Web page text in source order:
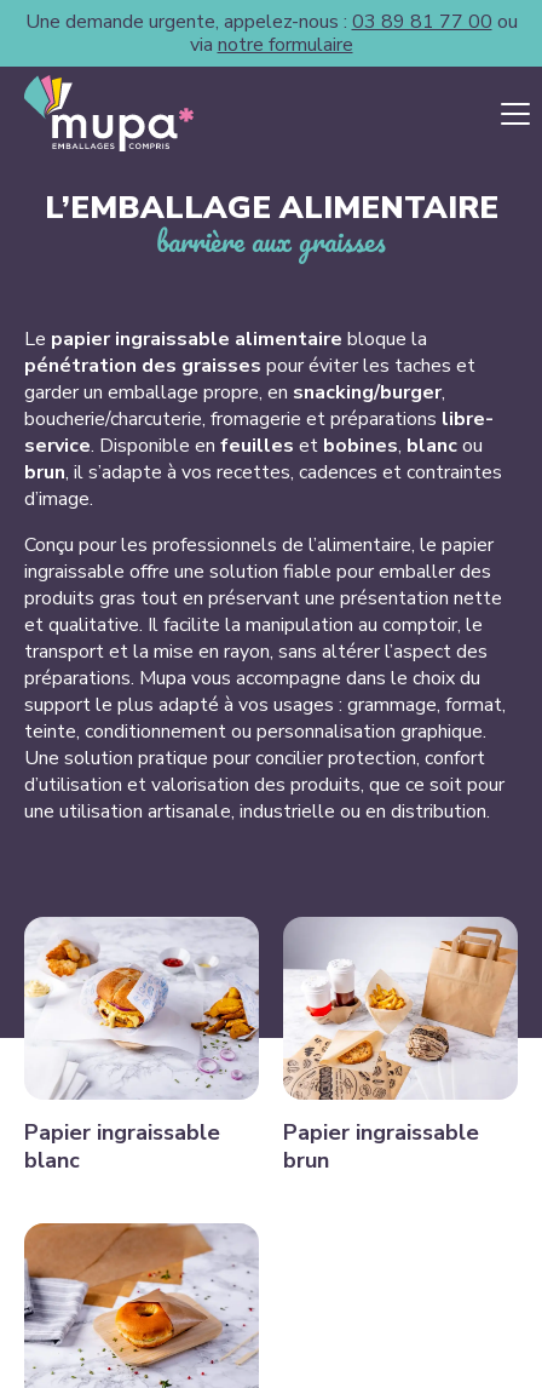
Une demande urgente, appelez-nous : 03 89 81 77 00 ou
via notre formulaire
L’EMBALLAGE ALIMENTAIRE
barrière aux graisses
Le papier ingraissable alimentaire bloque la
pénétration des graisses pour éviter les taches et
garder un emballage propre, en snacking/burger,
boucherie/charcuterie, fromagerie et préparations libre-
service. Disponible en feuilles et bobines, blancou
brun, il s’adapte à vos recettes, cadences et contraintes
d’image.
Conçu pour les professionnels de l’alimentaire, le papier
ingraissable offre une solution fiable pour emballer des
produits gras tout en préservant une présentation nette
et qualitative. Il facilite la manipulation au comptoir, le
transport et la mise en rayon, sans altérer l’aspect des
préparations. Mupa vous accompagne dans le choix du
support le plus adapté à vos usages : grammage, format,
teinte, conditionnement ou personnalisation graphique.
Une solution pratique pour concilier protection, confort
d’utilisation et valorisation des produits, que ce soit pour
une utilisation artisanale, industrielle ou en distribution.
Papier ingraissable
blanc
Papier ingraissable
brun